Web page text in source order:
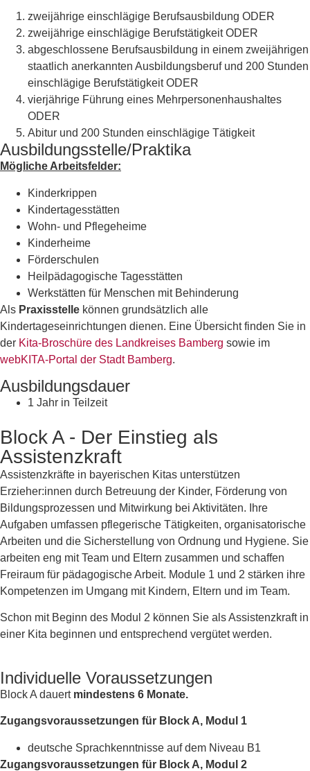
zweijährige einschlägige Berufsausbildung ODER
zweijährige einschlägige Berufstätigkeit ODER
abgeschlossene Berufsausbildung in einem zweijährigen
staatlich anerkannten Ausbildungsberuf und 200 Stunden
einschlägige Berufstätigkeit ODER
vierjährige Führung eines Mehrpersonenhaushaltes
ODER
Abitur und 200 Stunden einschlägige Tätigkeit
Ausbildungsstelle/Praktika
Mögliche Arbeitsfelder:
Kinderkrippen
Kindertagesstätten
Wohn- und Pflegeheime
Kinderheime
Förderschulen
Heilpädagogische Tagesstätten
Werkstätten für Menschen mit Behinderung
Als Praxisstelle können grundsätzlich alle
Kindertageseinrichtungen dienen. Eine Übersicht finden Sie in
der Kita-Broschüre des Landkreises Bamberg sowie im
webKITA-Portal der Stadt Bamberg.
Ausbildungsdauer
1 Jahr in Teilzeit
Block A - Der Einstieg als
Assistenzkraft
Assistenzkräfte in bayerischen Kitas unterstützen
Erzieher:innen durch Betreuung der Kinder, Förderung von
Bildungsprozessen und Mitwirkung bei Aktivitäten. Ihre
Aufgaben umfassen pflegerische Tätigkeiten, organisatorische
Arbeiten und die Sicherstellung von Ordnung und Hygiene. Sie
arbeiten eng mit Team und Eltern zusammen und schaffen
Freiraum für pädagogische Arbeit. Module 1 und 2 stärken ihre
Kompetenzen im Umgang mit Kindern, Eltern und im Team.
Schon mit Beginn des Modul 2 können Sie als Assistenzkraft in
einer Kita beginnen und entsprechend vergütet werden.
Individuelle Voraussetzungen
Block A dauert mindestens 6 Monate.
Zugangsvoraussetzungen für Block A, Modul 1
deutsche Sprachkenntnisse auf dem Niveau B1
Zugangsvoraussetzungen für Block A, Modul 2